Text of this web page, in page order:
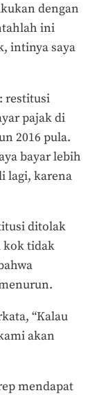
dengan
ini
intinya saya
restitusi
pajak di
2016 pula.
bayar lebih
lagi, karena
ditolak
kok tidak
“Kalau
akan
mendapat